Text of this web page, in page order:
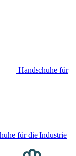
Handschuhe für
für die Industrie